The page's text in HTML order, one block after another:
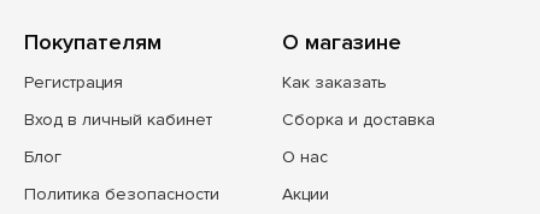
Покупателям
Регистрация
Вход в личный кабинет
Блог
Политика безопасности
О магазине
Как заказать
Сборка и доставка
О нас
Акции